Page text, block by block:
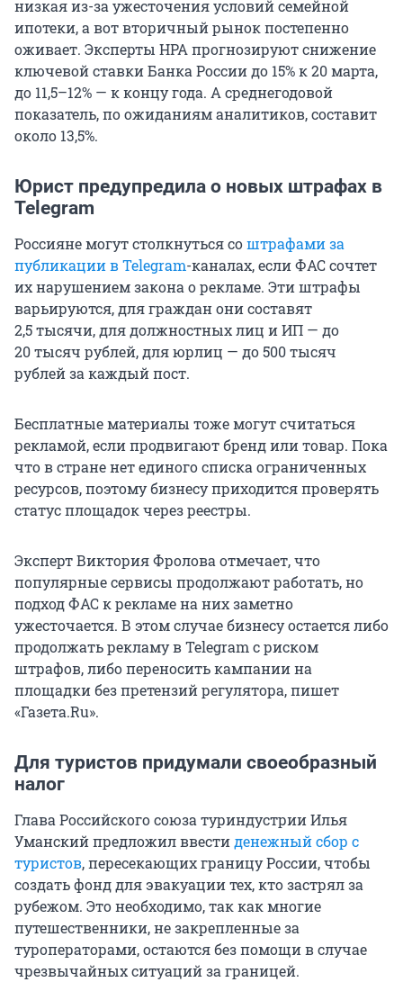
низкая из-за ужесточения условий семейной
ипотеки, а вот вторичный рынок постепенно
оживает. Эксперты НРА прогнозируют снижение
ключевой ставки Банка России до 15% к 20 марта,
до 11,5–12% — к концу года. А среднегодовой
показатель, по ожиданиям аналитиков, составит
около 13,5%.
Юрист предупредила о новых штрафах в
Telegram
Россияне могут столкнуться соштрафами за
публикации в Telegram-каналах, если ФАС сочтет
их нарушением закона о рекламе. Эти штрафы
варьируются, для граждан они составят
2,5 тысячи, для должностных лиц и ИП — до
20 тысяч рублей, для юрлиц — до500 тысяч
рублей за каждый пост.
Бесплатные материалы тоже могут считаться
рекламой, если продвигают бренд или товар. Пока
что в стране нет единого списка ограниченных
ресурсов, поэтому бизнесу приходится проверять
статус площадок через реестры.
Эксперт Виктория Фролова отмечает, что
популярные сервисы продолжают работать, но
подход ФАС к рекламе на них заметно
ужесточается. В этом случае бизнесу остается либо
продолжать рекламу в Telegram с риском
штрафов, либо переносить кампании на
площадки без претензий регулятора, пишет
«Газета.Ru».
Для туристов придумали своеобразный
налог
Глава Российского союза туриндустрии Илья
Уманский предложил ввестиденежный сбор с
туристов, пересекающих границу России, чтобы
создать фонд для эвакуации тех, кто застрял за
рубежом. Это необходимо, так как многие
путешественники, не закрепленные за
туроператорами, остаются без помощи в случае
чрезвычайных ситуаций за границей.